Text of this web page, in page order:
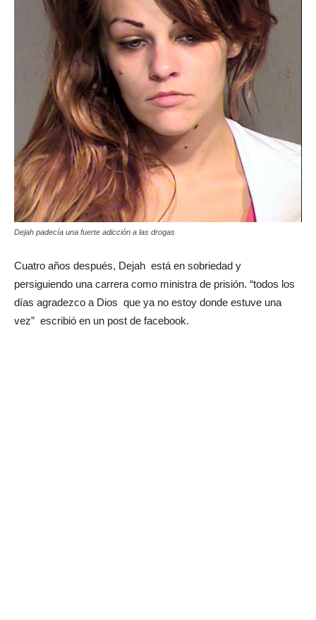
Dejah padecía una fuerte adicción a las drogas
Cuatro años después, Dejah está en sobriedad y
persiguiendo una carrera como ministra de prisión. “todos los
días agradezco a Dios que ya no estoy donde estuve una
vez” escribió en un post de facebook.